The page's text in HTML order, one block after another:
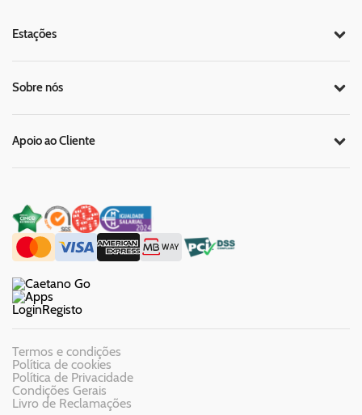
Estações
Sobre nós
Apoio ao Cliente
LoginRegisto
Termos e condições
Política de cookies
Política de Privacidade
Condições Gerais
Livro de Reclamações